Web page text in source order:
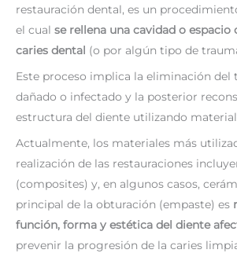
restauración dental, es un
el cual se rellena una cavidad o espacio
caries dental (o por algún tipo de
Este proceso implica la eliminación del
dañado o infectado y la posterior
estructura del diente utilizando
Actualmente, los materiales más
realización de las restauraciones
(composites) y, en algunos casos,
principal de la obturación (empaste) es
función, forma y estética del diente
prevenir la progresión de la caries